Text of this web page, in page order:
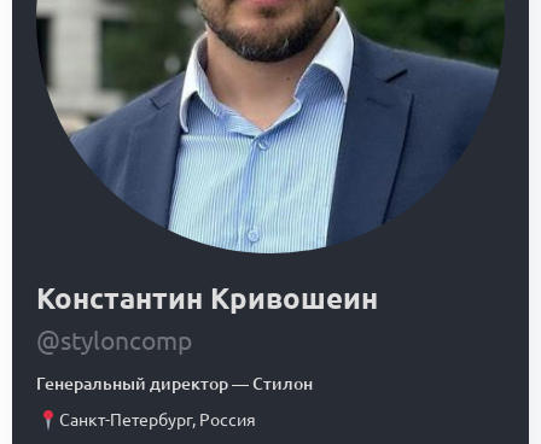
Константин Кривошеин
@styloncomp
Генеральный директор—Стилон
Санкт-Петербург, Россия